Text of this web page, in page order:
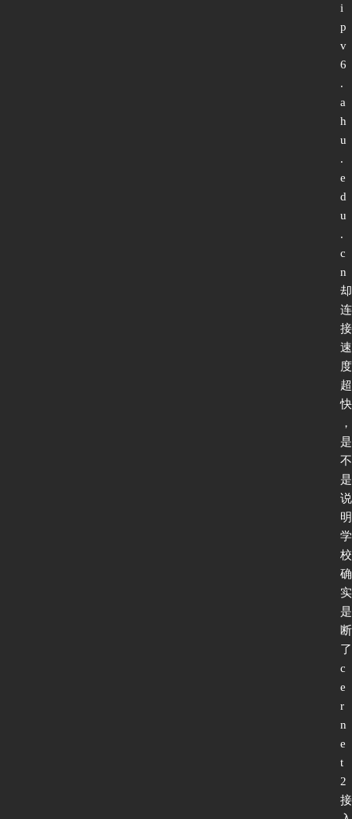
i
p
v
6
.
a
h
u
.
e
d
u
.
c
n
却
连
接
速
度
超
快
，
是
不
是
说
明
学
校
确
实
是
断
了
c
e
r
n
e
t
2
接